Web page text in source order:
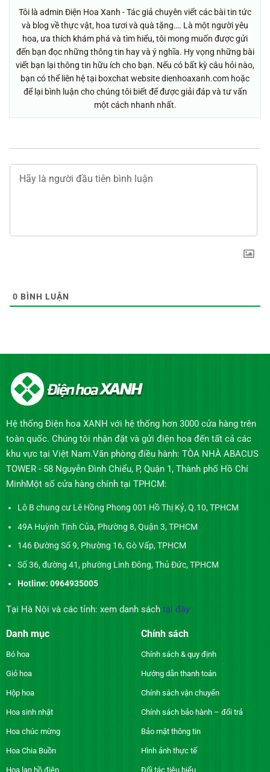
Tôi là admin Điện Hoa Xanh - Tác giả chuyên viết các bài tin tức
và blog về thực vật, hoa tươi và quà tặng…. Là một người yêu
hoa, ưa thích khám phá và tìm hiểu, tôi mong muốn được gửi
đến bạn đọc những thông tin hay và ý nghĩa. Hy vọng những bài
viết bạn lại thông tin hữu ích cho bạn. Nếu có bất kỳ câu hỏi nào,
bạn có thể liên hệ tại boxchat website dienhoaxanh.com hoặc
để lại bình luận cho chúng tôi biết để được giải đáp và tư vấn
một cách nhanh nhất.
0 BÌNH LUẬN
Hệ thống Điện hoa XANH với hệ thống hơn 3000 cửa hàng trên
toàn quốc. Chúng tôi nhận đặt và gửi điện hoa đến tất cả các
khu vực tại Việt Nam.Văn phòng điều hành: TÒA NHÀ ABACUS
TOWER - 58 Nguyễn Đình Chiểu, P, Quận 1, Thành phố Hồ Chí
MinhMột số cửa hàng chính tại TPHCM:
Lô B chung cư Lê Hồng Phong 001 Hồ Thị Kỷ, Q.10, TPHCM
49A Huỳnh Tịnh Của, Phường 8, Quận 3, TPHCM
146 Đường Số 9, Phường 16, Gò Vấp, TPHCM
Số 36, đường 41, phường Linh Đông, Thủ Đức, TPHCM
Hotline: 0964935005
Tại Hà Nội và các tỉnh: xem danh sách tại đây
Danh mục
Bó hoa
Giỏ hoa
Hộp hoa
Hoa sinh nhật
Hoa chúc mừng
Hoa Chia Buồn
Hoa lan hồ điệp
Chính sách
Chính sách & quy định
Hướng dẫn thanh toán
Chính sách vận chuyển
Chính sách bảo hành – đổi trả
Bảo mật thông tin
Hình ảnh thực tế
Đối tác tiêu biểu